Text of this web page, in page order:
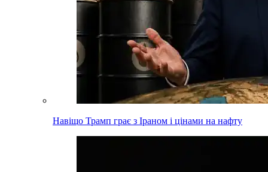
Навіщо Трамп грає з Іраном і цінами на нафту